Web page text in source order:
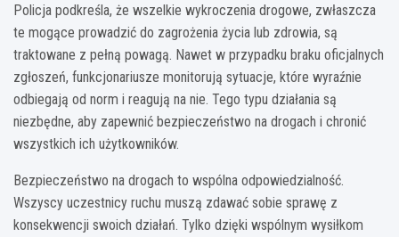
Policja podkreśla, że wszelkie wykroczenia drogowe, zwłaszcza
te mogące prowadzić do zagrożenia życia lub zdrowia, są
traktowane z pełną powagą. Nawet w przypadku braku oficjalnych
zgłoszeń, funkcjonariusze monitorują sytuacje, które wyraźnie
odbiegają od norm i reagują na nie. Tego typu działania są
niezbędne, aby zapewnić bezpieczeństwo na drogach i chronić
wszystkich ich użytkowników.
Bezpieczeństwo na drogach to wspólna odpowiedzialność.
Wszyscy uczestnicy ruchu muszą zdawać sobie sprawę z
konsekwencji swoich działań. Tylko dzięki wspólnym wysiłkom